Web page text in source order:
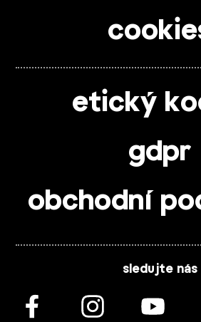
etický
gdpr
obchodní
sledujte nás